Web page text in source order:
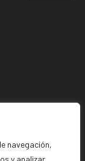
navegación,
y analizar